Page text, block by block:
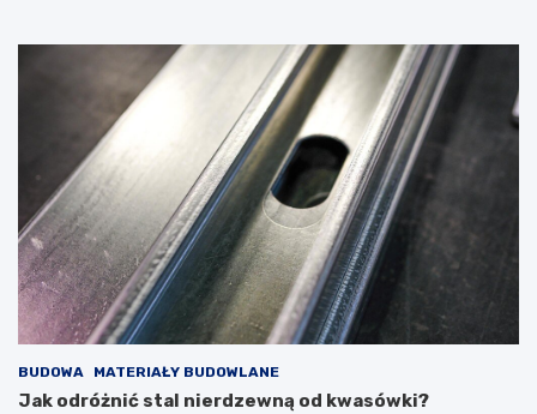
BUDOWA MATERIAŁY BUDOWLANE
Jak odróżnić stal nierdzewną od kwasówki?